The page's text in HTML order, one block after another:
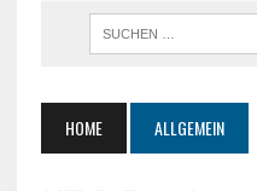
HOME ALLGEMEIN